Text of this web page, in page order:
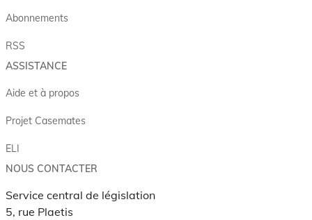
Abonnements
RSS
ASSISTANCE
Aide et à propos
Projet Casemates
ELI
NOUS CONTACTER
Service central de législation
5, rue Plaetis